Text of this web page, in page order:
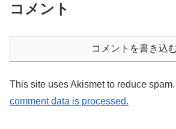
コメント
コメントを書き込
This site uses Akismet to reduce spam.
comment data is processed.